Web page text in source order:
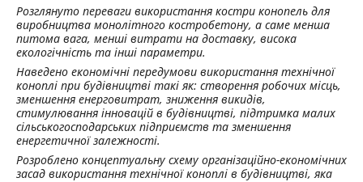
Розглянуто переваги використання костри конопель для
виробництва монолітного костробетону, а саме менша
питома вага, менші витрати на доставку, висока
екологічність та інші параметри.
Наведено економічні передумови використання технічної
коноплі при будівництві такі як: створення робочих місць,
зменшення енерговитрат, зниження викидів,
стимулювання інновацій в будівництві, підтримка малих
сільськогосподарських підприємств та зменшення
енергетичної залежності.
Розроблено концептуальну схему організаційно-економічних
засад використання технічної коноплі в будівництві, яка